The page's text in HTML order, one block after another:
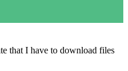
that I have to download files